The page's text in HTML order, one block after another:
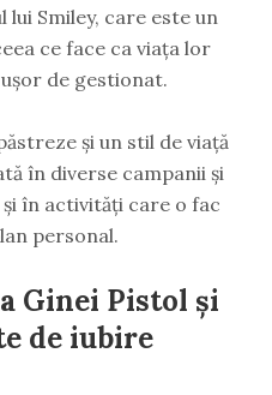
Smiley, care este un
ce face ca viața lor
de gestionat.
și un stil de viață
în diverse campanii și
în activități care o fac
personal.
Ginei Pistol și
de iubire